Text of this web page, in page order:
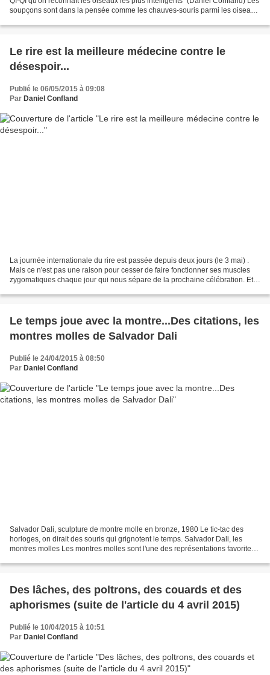
soupçons sont dans la pensée comme les chauves-souris parmi les oiseaux.
Le rire est la meilleure médecine contre le
désespoir...
Publié le 06/05/2015 à 09:08
Par Daniel Confland
La journée internationale du rire est passée depuis deux jours (le 3 mai) .
Mais ce n'est pas une raison pour cesser de faire fonctionner ses muscles
zygomatiques chaque jour qui nous sépare de la prochaine célébration. Et
Le temps joue avec la montre...Des citations, les
montres molles de Salvador Dali
Publié le 24/04/2015 à 08:50
Par Daniel Confland
Salvador Dali, sculpture de montre molle en bronze, 1980 Le tic-tac des
horloges, on dirait des souris qui grignotent le temps. Salvador Dali, les
montres molles Les montres molles sont l'une des représentations favorites
Des lâches, des poltrons, des couards et des
aphorismes (suite de l'article du 4 avril 2015)
Publié le 10/04/2015 à 10:51
Par Daniel Confland